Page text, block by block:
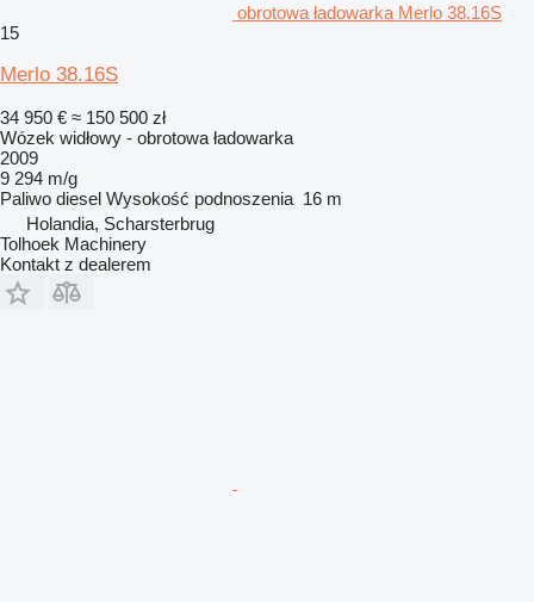
obrotowa ładowarka Merlo 38.16S
15
Merlo 38.16S
34 950 € ≈ 150 500 zł
Wózek widłowy - obrotowa ładowarka
2009
9 294 m/g
Paliwo diesel Wysokość podnoszenia 16 m
Holandia, Scharsterbrug
Tolhoek Machinery
Kontakt z dealerem